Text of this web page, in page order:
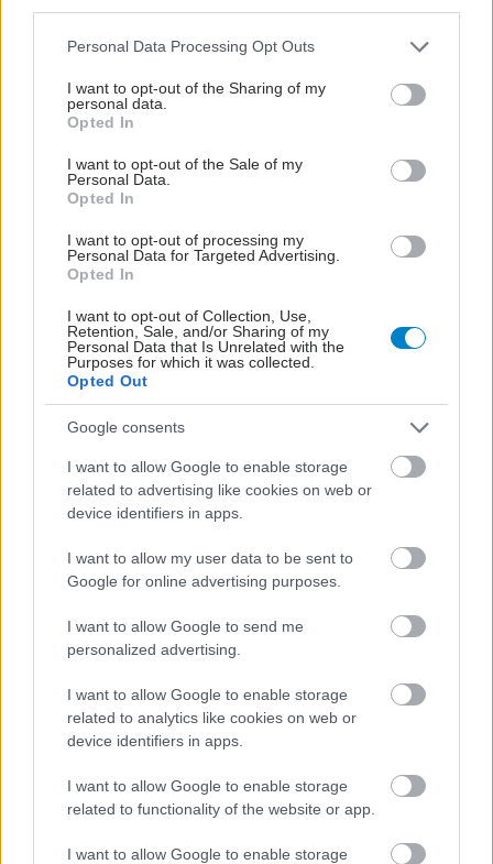
Please note that this website/app uses one or more Google
not limited to your visit or usage behaviour. You may click to
grant or deny consent to Google and its third-party tags to
use your data for below specified purposes in below Google
consent section.
Personal Data Processing Opt Outs
I want to opt-out of the Sharing of my
personal data.
Opted In
I want to opt-out of the Sale of my
Personal Data.
Opted In
I want to opt-out of processing my
Personal Data for Targeted Advertising.
Opted In
I want to opt-out of Collection, Use,
Retention, Sale, and/or Sharing of my
Personal Data that Is Unrelated with the
Purposes for which it was collected.
Opted Out
Google consents
I want to allow Google to enable storage
related to advertising like cookies on web or
device identifiers in apps.
I want to allow my user data to be sent to
Google for online advertising purposes.
I want to allow Google to send me
personalized advertising.
I want to allow Google to enable storage
related to analytics like cookies on web or
device identifiers in apps.
I want to allow Google to enable storage
related to functionality of the website or app.
I want to allow Google to enable storage
Loading...
Προσθήκη Σχολίου
ΣΗΜΕΡΑ ΣΤΟ IATRONET.GR